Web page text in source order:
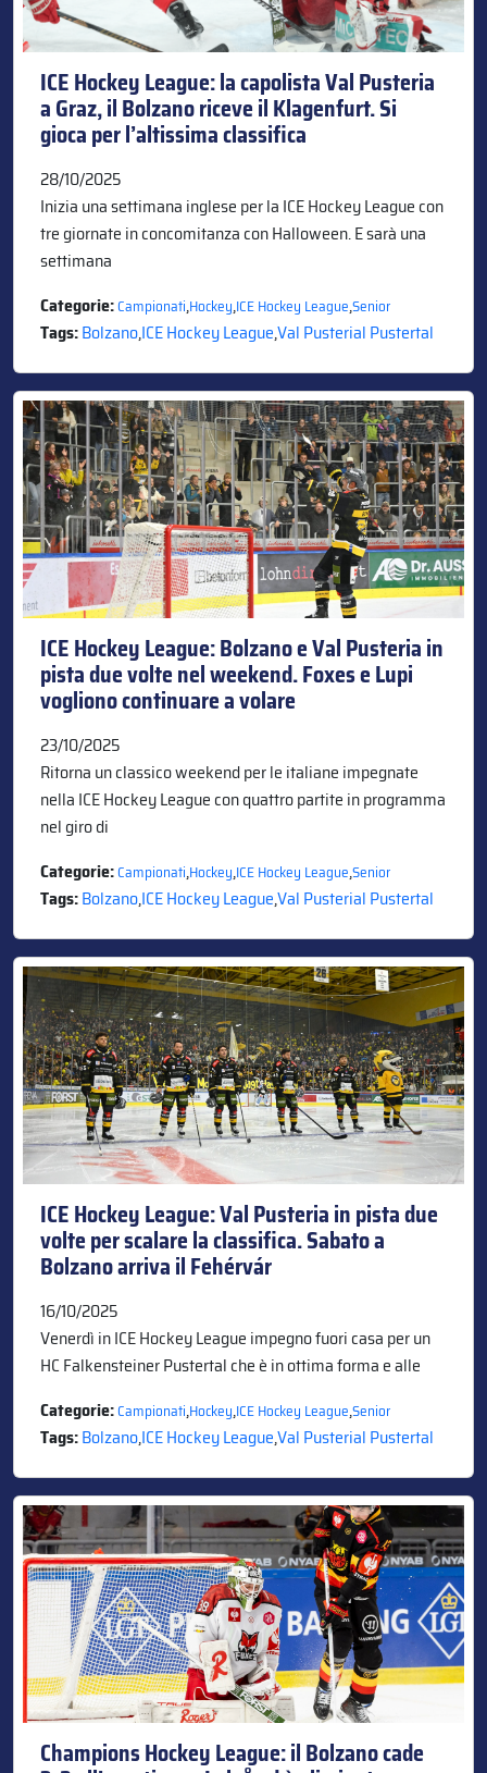
ICE Hockey League: la capolista Val Pusteria
a Graz, il Bolzano riceve il Klagenfurt. Si
gioca per l’altissima classifica
28/10/2025
Inizia una settimana inglese per la ICE Hockey League con
tre giornate in concomitanza con Halloween. E sarà una
settimana
Categorie:Campionati,Hockey,ICE Hockey League,Senior
Tags:Bolzano,ICE Hockey League,Val Pusterial Pustertal
ICE Hockey League: Bolzano e Val Pusteria in
pista due volte nel weekend. Foxes e Lupi
vogliono continuare a volare
23/10/2025
Ritorna un classico weekend per le italiane impegnate
nella ICE Hockey League con quattro partite in programma
nel giro di
Categorie:Campionati,Hockey,ICE Hockey League,Senior
Tags:Bolzano,ICE Hockey League,Val Pusterial Pustertal
ICE Hockey League: Val Pusteria in pista due
volte per scalare la classifica. Sabato a
Bolzano arriva il Fehérvár
16/10/2025
Venerdì in ICE Hockey League impegno fuori casa per un
HC Falkensteiner Pustertal che è in ottima forma e alle
Categorie:Campionati,Hockey,ICE Hockey League,Senior
Tags:Bolzano,ICE Hockey League,Val Pusterial Pustertal
Champions Hockey League: il Bolzano cade